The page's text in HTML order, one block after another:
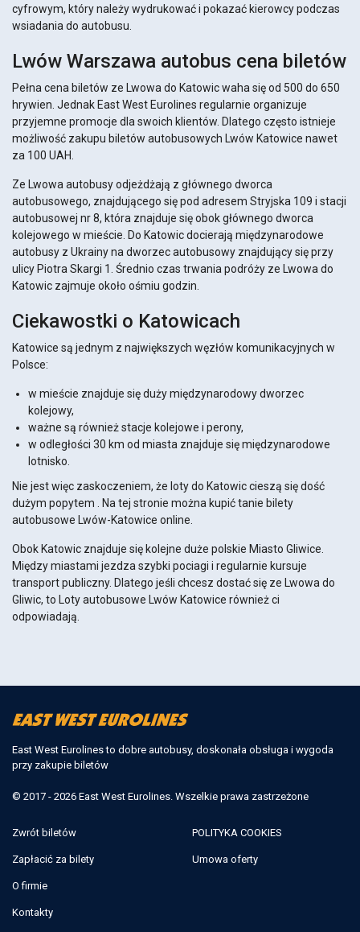
cyfrowym, który należy wydrukować i pokazać kierowcy podczas
wsiadania do autobusu.
Lwów Warszawa autobus cena biletów
Pełna cena biletów ze Lwowa do Katowic waha się od 500 do 650
hrywien. Jednak East West Eurolines regularnie organizuje
przyjemne promocje dla swoich klientów. Dlatego często istnieje
możliwość zakupu biletów autobusowych Lwów Katowice nawet
za 100 UAH.
Ze Lwowa autobusy odjeżdżają z głównego dworca
autobusowego, znajdującego się pod adresem Stryjska 109 i stacji
autobusowej nr 8, która znajduje się obok głównego dworca
kolejowego w mieście. Do Katowic docierają międzynarodowe
autobusy z Ukrainy na dworzec autobusowy znajdujący się przy
ulicy Piotra Skargi 1. Średnio czas trwania podróży ze Lwowa do
Katowic zajmuje około ośmiu godzin.
Ciekawostki o Katowicach
Katowice są jednym z największych węzłów komunikacyjnych w
Polsce:
w mieście znajduje się duży międzynarodowy dworzec
kolejowy,
ważne są również stacje kolejowe i perony,
w odległości 30 km od miasta znajduje się międzynarodowe
lotnisko.
Nie jest więc zaskoczeniem, że loty do Katowic cieszą się dość
dużym popytem . Na tej stronie można kupić tanie bilety
autobusowe Lwów-Katowice online.
Obok Katowic znajduje się kolejne duże polskie Miasto Gliwice.
Między miastami jezdza szybki pociagi i regularnie kursuje
transport publiczny. Dlatego jeśli chcesz dostać się ze Lwowa do
Gliwic, to Loty autobusowe Lwów Katowice również ci
odpowiadają.
East West Eurolines to dobre autobusy, doskonała obsługa i wygoda
przy zakupie biletów
© 2017 - 2026 East West Eurolines. Wszelkie prawa zastrzeżone
Zwrót biletów
Zapłacić za bilety
O firmie
Kontakty
POLITYKA COOKIES
Umowa oferty